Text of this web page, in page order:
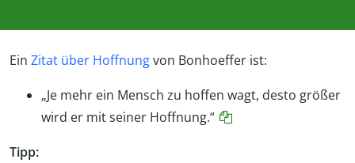
Ein Zitat über Hoffnungvon Bonhoeffer ist:
„Je mehr ein Mensch zu hoffen wagt, desto größer
wird er mit seiner Hoffnung.“
Tipp: